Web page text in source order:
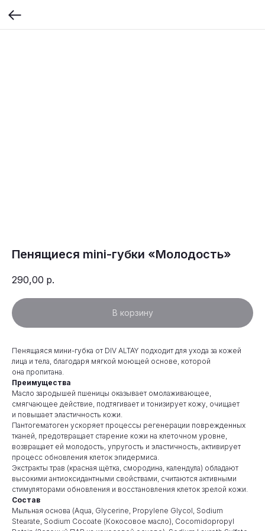
Пенящиеся mini-губки «Молодость»
290,00 р.
В корзину
Пенящаяся мини-губка от DIV ALTAY подходит для ухода за кожей
лица и тела, благодаря мягкой моющей основе, которой
она пропитана.
Преимущества
Масло зародышей пшеницы оказывает омолаживающее,
смягчающее действие, подтягивает и тонизирует кожу, очищает
и повышает эластичность кожи.
Пантогематоген ускоряет процессы регенерации поврежденных
тканей, предотвращает старение кожи на клеточном уровне,
возвращает ей молодость, упругость и эластичность, активирует
процесс обновления клеток эпидермиса.
Экстракты трав (красная щётка, смородина, календула) обладают
высокими антиоксидантными свойствами, считаются активными
стимуляторами обновления и восстановления клеток зрелой кожи.
Состав
Мыльная основа (Aqua, Glycerine, Propylene Glycol, Sodium
Stearate, Sodium Cocoate (Кокосовое масло), Cocomidopropyl